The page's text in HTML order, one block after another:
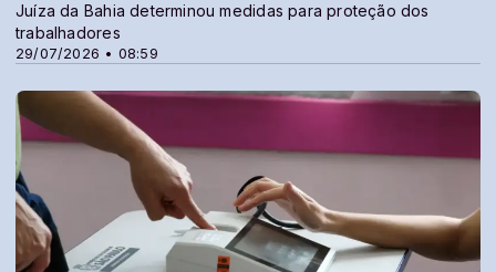
29/07/2026 • 08:59
Juíza da Bahia determinou medidas para proteção dos
trabalhadores